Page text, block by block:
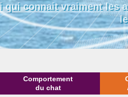
qui connait vraiment les
Comportement
du chat